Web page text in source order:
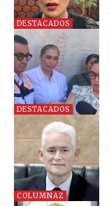
DESTACADOS
DESTACADOS
COLUMNAZ